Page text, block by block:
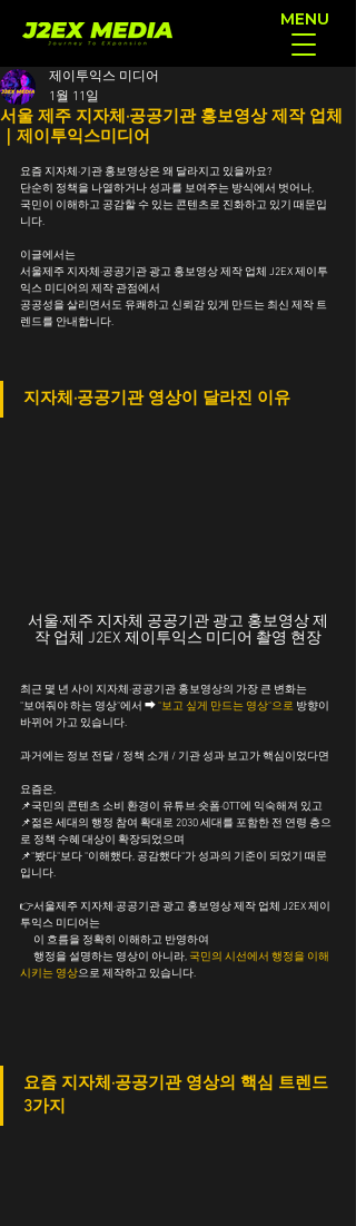
MENU
서울 제주 지자체·공공기관 홍보영상 제작 업체
｜제이투익스미디어
제이투익스 미디어
1월 11일
요즘 지자체·기관 홍보영상은 왜 달라지고 있을까요?
단순히 정책을 나열하거나 성과를 보여주는 방식에서 벗어나,
국민이 이해하고 공감할 수 있는 콘텐츠로 진화하고 있기 때문입
니다.
이글에서는
서울제주 지자체·공공기관 광고 홍보영상 제작 업체 J2EX 제이투
익스 미디어의 제작 관점에서
공공성을 살리면서도 유쾌하고 신뢰감 있게 만드는 최신 제작 트
렌드를 안내합니다.
지자체·공공기관 영상이 달라진 이유
서울·제주 지자체 공공기관 광고 홍보영상 제
작 업체 J2EX 제이투익스 미디어 촬영 현장
최근 몇 년 사이 지자체·공공기관 홍보영상의 가장 큰 변화는
"보여줘야 하는 영상"에서 ➡ "보고 싶게 만드는 영상"으로 방향이
바뀌어 가고 있습니다.
과거에는 정보 전달 / 정책 소개 / 기관 성과 보고가 핵심이었다면
요즘은,
📌국민의 콘텐츠 소비 환경이 유튜브·숏폼·OTT에 익숙해져 있고
📌젊은 세대의 행정 참여 확대로 2030 세대를 포함한 전 연령 층으
로 정책 수혜 대상이 확장되었으며
📌"봤다"보다 "이해했다, 공감했다"가 성과의 기준이 되었기 때문
입니다.
👉서울제주 지자체·공공기관 광고 홍보영상 제작 업체 J2EX 제이
투익스 미디어는
      이 흐름을 정확히 이해하고 반영하여
      행정을 설명하는 영상이 아니라,
국민의 시선에서 행정을 이해
시키는 영상으로 제작하고 있습니다.
요즘 지자체·공공기관 영상의 핵심 트렌드
3가지